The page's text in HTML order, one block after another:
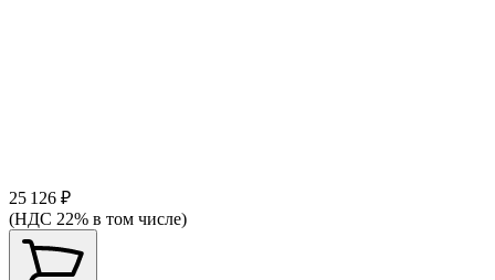
25 126 ₽
(НДС 22% в том числе)